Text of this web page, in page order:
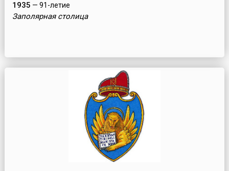
1935 — 91-летие
Заполярная столица